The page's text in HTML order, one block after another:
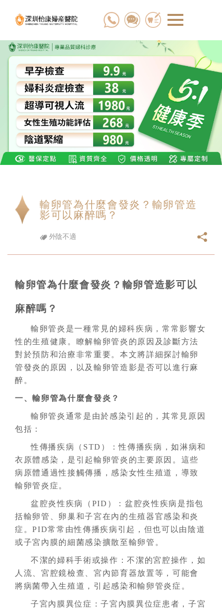
輸卵管為什麼會發炎？輸卵管造
影可以麻醉嗎？
外陰不適
輸卵管為什麼會發炎？輸卵管造影可以
麻醉嗎？
輸卵管炎是一種常見的婦科疾病，常常影響女
性的生殖健康。瞭解輸卵管炎的原因及診斷方法
對於預防和治療非常重要。本文將詳細探討輸卵
管發炎的原因，以及輸卵管造影是否可以進行麻
醉。
一、輸卵管為什麼會發炎？
輸卵管炎通常是由於感染引起的，其常見原因
包括：
性傳播疾病（STD）：性傳播疾病，如淋病和
衣原體感染，是引起輸卵管炎的主要原因。這些
病原體通過性接觸傳播，感染女性生殖道，導致
輸卵管炎症。
盆腔炎性疾病（PID）：盆腔炎性疾病是指包
括輸卵管、卵巢和子宮在內的生殖器官感染和炎
症。PID常常由性傳播疾病引起，但也可以由陰道
或子宮內膜的細菌感染擴散至輸卵管。
不潔的婦科手術或操作：不潔的宮腔操作，如
人流、宮腔鏡檢查、宮內節育器放置等，可能會
將病菌帶入生殖道，引起感染和輸卵管炎症。
子宮內膜異位症：子宮內膜異位症患者，子宮